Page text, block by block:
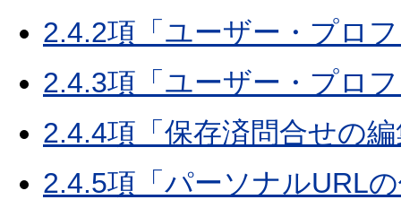
2.4.2項「ユーザー・プロ
2.4.3項「ユーザー・プロ
2.4.4項「保存済問合せの
2.4.5項「パーソナルURL